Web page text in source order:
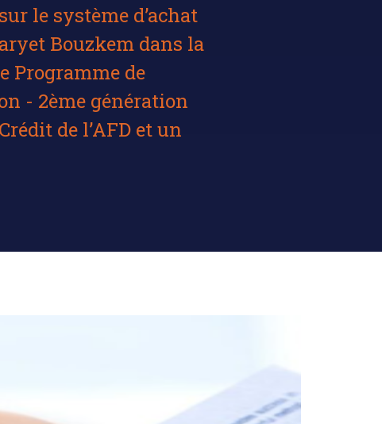
le système d’achat
Bouzkem dans la
Programme de
- 2ème génération
de l’AFD et un